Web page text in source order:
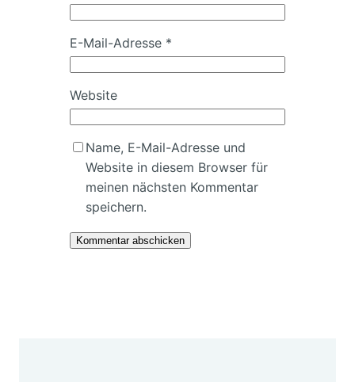
E-Mail-Adresse *
Website
Name, E-Mail-Adresse und
Website in diesem Browser für
meinen nächsten Kommentar
speichern.